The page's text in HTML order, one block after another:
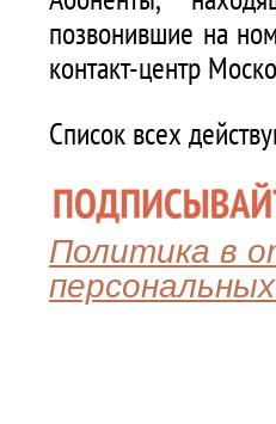
позвонившие на
контакт-центр
Список всех
Политика в